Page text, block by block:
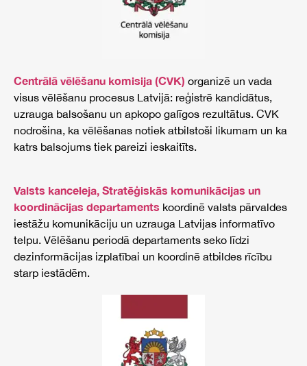
Centrālā vēlēšanu komisija (CVK) organizē un vada
visus vēlēšanu procesus Latvijā: reģistrē kandidātus,
uzrauga balsošanu un apkopo galīgos rezultātus. CVK
nodrošina, ka vēlēšanas notiek atbilstoši likumam un ka
katrs balsojums tiek pareizi ieskaitīts.
Valsts kanceleja, Stratēģiskās komunikācijas un
koordinācijas departaments koordinē valsts pārvaldes
iestāžu komunikāciju un uzrauga Latvijas informatīvo
telpu. Vēlēšanu periodā departaments seko līdzi
dezinformācijas izplatībai un koordinē atbildes rīcību
starp iestādēm.